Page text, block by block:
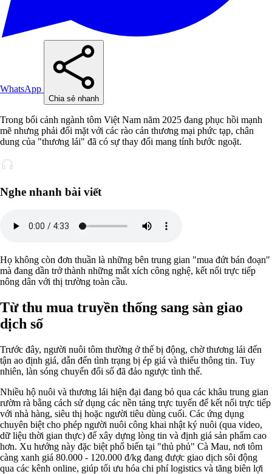
WhatsApp
Chia sẻ nhanh
Trong bối cảnh ngành tôm Việt Nam năm 2025 đang phục hồi mạnh
mẽ nhưng phải đối mặt với các rào cản thương mại phức tạp, chân
dung của "thương lái" đã có sự thay đổi mang tính bước ngoặt.
Nghe nhanh bài viết
Họ không còn đơn thuần là những bên trung gian "mua đứt bán đoạn"
mà đang dần trở thành những mắt xích công nghệ, kết nối trực tiếp
nông dân với thị trường toàn cầu.
Từ thu mua truyền thống sang sàn giao
dịch số
Trước đây, người nuôi tôm thường ở thế bị động, chờ thương lái đến
tận ao định giá, dẫn đến tình trạng bị ép giá và thiếu thông tin. Tuy
nhiên, làn sóng chuyển đổi số đã đảo ngược tình thế.
Nhiều hộ nuôi và thương lái hiện đại đang bỏ qua các khâu trung gian
rườm rà bằng cách sử dụng các nền tảng trực tuyến để kết nối trực tiếp
với nhà hàng, siêu thị hoặc người tiêu dùng cuối. Các ứng dụng
chuyên biệt cho phép người nuôi công khai nhật ký nuôi (qua video,
dữ liệu thời gian thực) để xây dựng lòng tin và định giá sản phẩm cao
hơn. Xu hướng này đặc biệt phổ biến tại "thủ phủ" Cà Mau, nơi tôm
càng xanh giá 80.000 - 120.000 đ/kg đang được giao dịch sôi động
qua các kênh online, giúp tối ưu hóa chi phí logistics và tăng biên lợi